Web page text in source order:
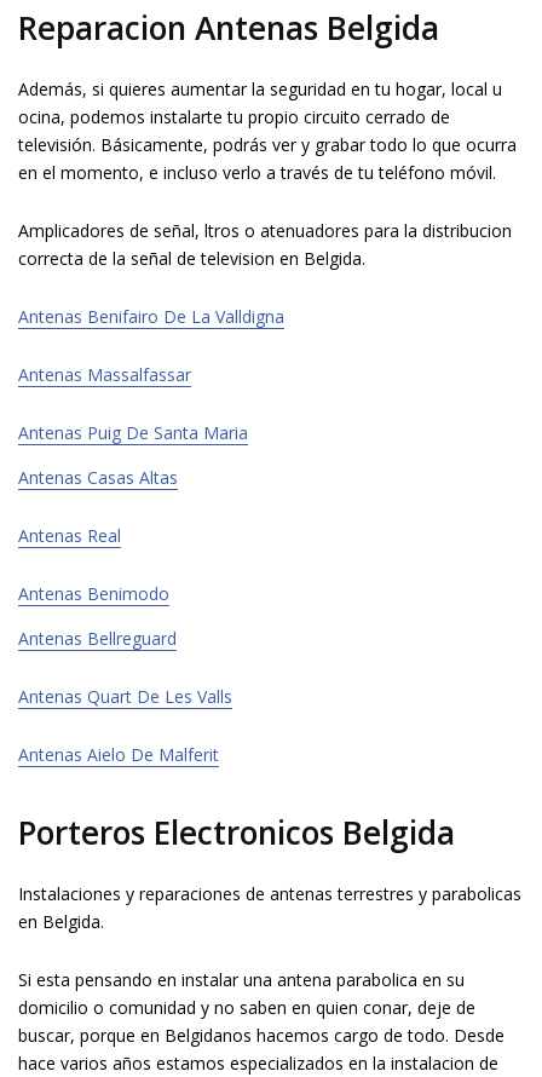
Reparacion Antenas Belgida
Además, si quieres aumentar la seguridad en tu hogar, local u
oficina, podemos instalarte tu propio circuito cerrado de
televisión. Básicamente, podrás ver y grabar todo lo que ocurra
en el momento, e incluso verlo a través de tu teléfono móvil.
Amplificadores de señal, filtros o atenuadores para la distribucion
correcta de la señal de television en Belgida.
Antenas Benifairo De La Valldigna
Antenas Massalfassar
Antenas Puig De Santa Maria
Antenas Casas Altas
Antenas Real
Antenas Benimodo
Antenas Bellreguard
Antenas Quart De Les Valls
Antenas Aielo De Malferit
Porteros Electronicos Belgida
Instalaciones y reparaciones de antenas terrestres y parabolicas
en Belgida.
Si esta pensando en instalar una antena parabolica en su
domicilio o comunidad y no saben en quien confiar, deje de
buscar, porque en Belgidanos hacemos cargo de todo. Desde
hace varios años estamos especializados en la instalacion de